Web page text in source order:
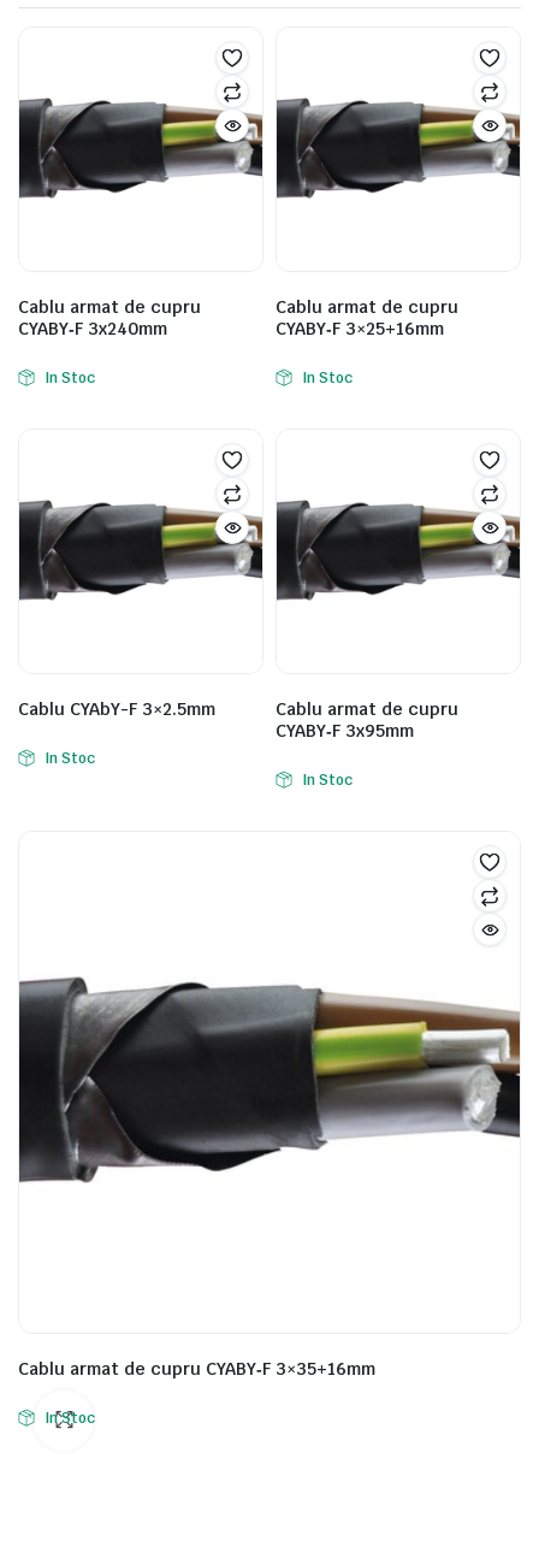
Cablu armat de cupru
CYABY‑F 3x240mm
In Stoc
Cablu armat de cupru
CYABY‑F 3×25+16mm
In Stoc
Cablu CYAbY-F 3×2.5mm
In Stoc
Cablu armat de cupru
CYABY‑F 3x95mm
In Stoc
Cablu armat de cupru CYABY‑F 3×35+16mm
In Stoc